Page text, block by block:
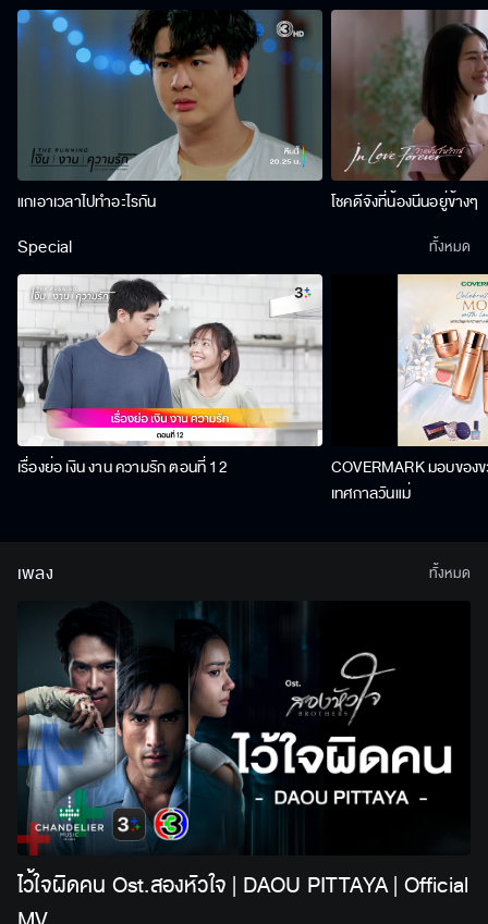
แกเอาเวลาไปทำอะไรกัน โชคดีจังที่น้องนีนอยู่ข้างๆ
Special
เรื่องย่อ เงิน งาน ความรัก ตอนที่ 12
COVERMARK มอบขอ
เทศกาลวันแม่
ทั้งหมด
เพลง
ไว้ใจผิดคน Ost.สองหัวใจ | DAOU PITTAYA | Official
ทั้งหมด